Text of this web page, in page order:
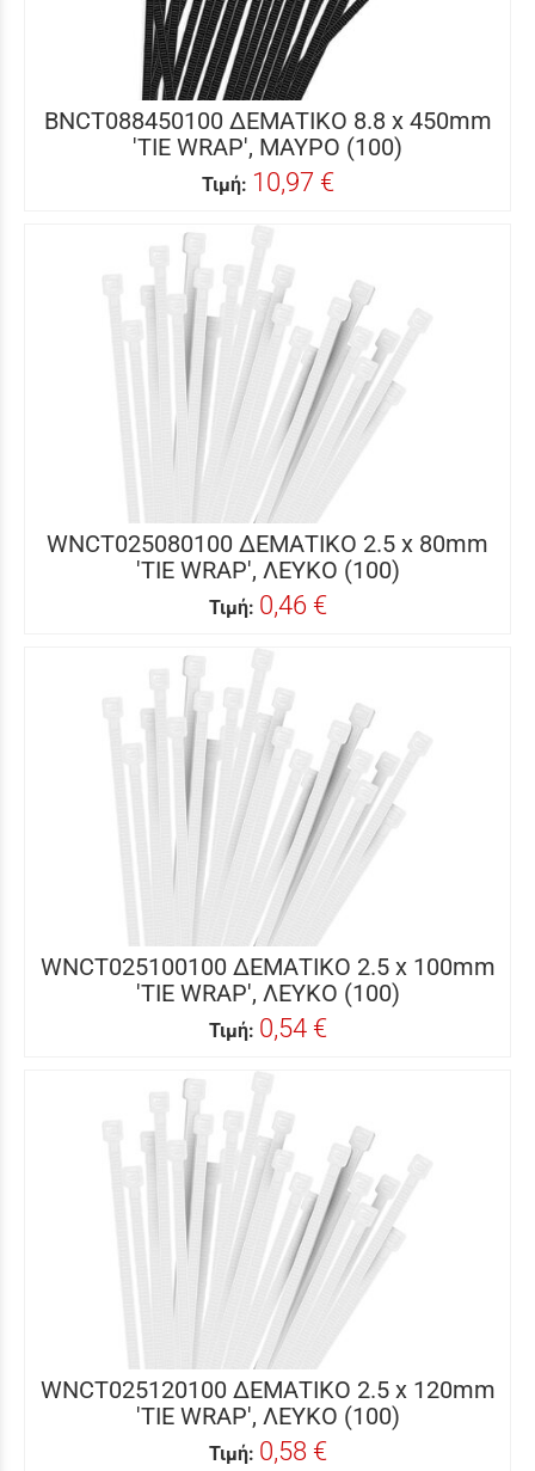
BNCT088450100 ΔΕΜΑΤΙΚΟ 8.8 x 450mm
'TIE WRAP', ΜΑΥΡΟ (100)
Τιμή: 10,97 €
WNCT025080100 ΔΕΜΑΤΙΚΟ 2.5 x 80mm
'TIE WRAP', ΛΕΥΚΟ (100)
Τιμή: 0,46 €
WNCT025100100 ΔΕΜΑΤΙΚΟ 2.5 x 100mm
'TIE WRAP', ΛΕΥΚΟ (100)
Τιμή: 0,54 €
WNCT025120100 ΔΕΜΑΤΙΚΟ 2.5 x 120mm
'TIE WRAP', ΛΕΥΚΟ (100)
Τιμή: 0,58 €